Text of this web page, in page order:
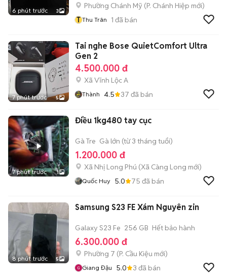
6 phút trước 3
Phường Chánh Mỹ (P. Chánh Hiệp mới)
T Thu Trân 1 đã bán
7 phút trước 5
Tai nghe Bose QuietComfort Ultra
Gen 2
4.500.000 đ
Xã Vĩnh Lộc A
Thành 4.5 37 đã bán
7 phút trước 1
Điều 1kg480 tay cục
Gà Tre Gà lớn (từ 3 tháng tuổi)
1.200.000 đ
Xã Nhị Long Phú (Xã Càng Long mới)
Quốc Huy 5.0 75 đã bán
8 phút trước 5
Samsung S23 FE Xám Nguyên zin
Galaxy S23 Fe 256 GB Hết bảo hành
6.300.000 đ
Phường 7 (P. Cầu Kiệu mới)
Giang Đậu 5.0 3 đã bán